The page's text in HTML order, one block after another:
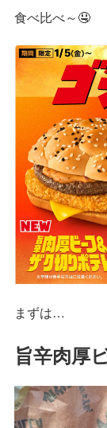
食べ比べ～🤤
まずは…
旨辛肉厚